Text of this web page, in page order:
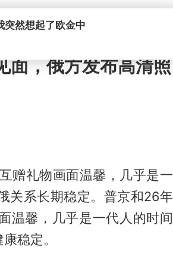
突然想起了欧金中
面，俄方发布高清照
赠礼物画面温馨，几乎是一
关系长期稳定。普京和26年
温馨，几乎是一代人的时间
稳定。